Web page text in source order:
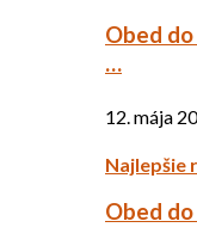
Obed
…
12. mája
Najlepšie
Obed